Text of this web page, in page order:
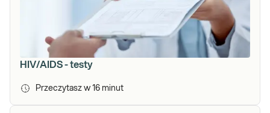
HIV/AIDS - testy
Przeczytasz w 16 minut